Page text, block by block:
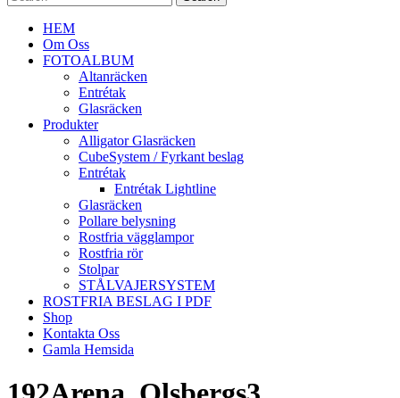
HEM
Om Oss
FOTOALBUM
Altanräcken
Entrétak
Glasräcken
Produkter
Alligator Glasräcken
CubeSystem / Fyrkant beslag
Entrétak
Entrétak Lightline
Glasräcken
Pollare belysning
Rostfria vägglampor
Rostfria rör
Stolpar
STÅLVAJERSYSTEM
ROSTFRIA BESLAG I PDF
Shop
Kontakta Oss
Gamla Hemsida